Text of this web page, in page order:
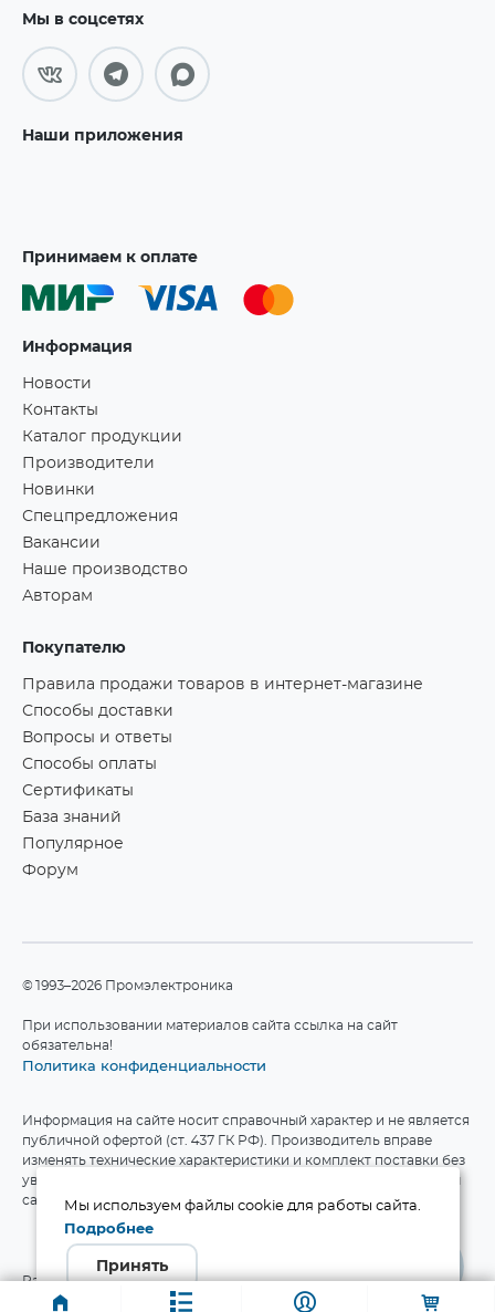
Мы в соцсетях
Наши приложения
Принимаем к оплате
Информация
Новости
Контакты
Каталог продукции
Производители
Новинки
Спецпредложения
Вакансии
Наше производство
Авторам
Покупателю
Правила продажи товаров в интернет-магазине
Способы доставки
Вопросы и ответы
Способы оплаты
Сертификаты
База знаний
Популярное
Форум
©1993–2026 Промэлектроника
При использовании материалов сайта ссылка на сайт
обязательна!
Политика конфиденциальности
Информация на сайте носит справочный характер и не является
публичной офертой (ст. 437 ГК РФ). Производитель вправе
изменять технические характеристики и комплект поставки без
уведомления. Актуальные данные приведены на официальном
сайте производителя.
Разработка сайта
Мы используем файлы cookie для работы сайта.
Подробнее
Принять